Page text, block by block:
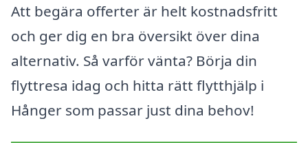
Att begära offerter är helt kostnadsfritt
och ger dig en bra översikt över dina
alternativ. Så varför vänta? Börja din
flyttresa idag och hitta rätt flytthjälp i
Hånger som passar just dina behov!